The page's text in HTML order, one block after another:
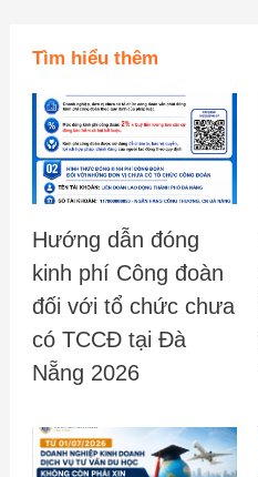
Tìm hiểu thêm
Hướng dẫn đóng
kinh phí Công đoàn
đối với tổ chức chưa
có TCCĐ tại Đà
Nẵng 2026